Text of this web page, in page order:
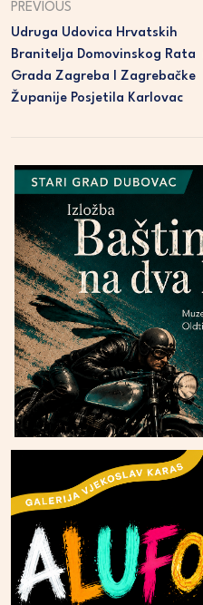
PREVIOUS
Udruga Udovica Hrvatskih
Branitelja Domovinskog Rata
Grada Zagreba I Zagrebačke
Županije Posjetila Karlovac